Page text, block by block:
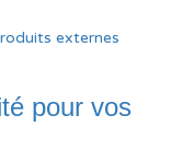
pour vos